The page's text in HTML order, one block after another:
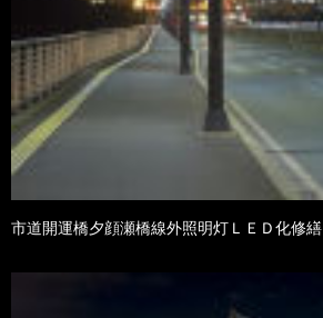
市道開運橋夕顔瀬橋線外照明灯ＬＥＤ化修繕